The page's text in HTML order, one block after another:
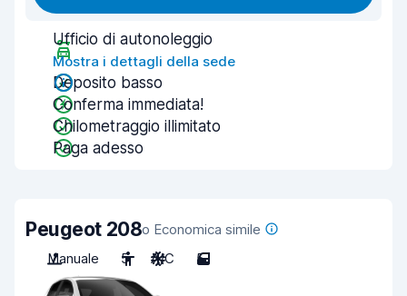
Ufficio di autonoleggio
Mostra i dettagli della sede
Deposito basso
Conferma immediata!
Chilometraggio illimitato
Paga adesso
Peugeot 208o Economica simile
Manuale
5 A/C 5